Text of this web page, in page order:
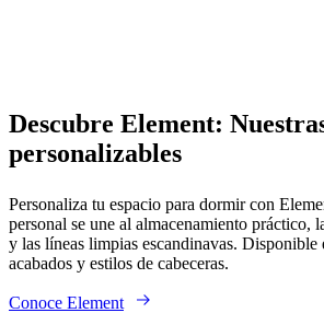
casa
BoConcept
+
Helena
al
clienteContactoEntregaCuidado
del
productoInstrucciones
de
montaje
Garantía Legal
maderaPiel
Descubre Element:
personalizables
Personaliza tu espacio para dormir con
personal se une al almacenamiento práctico,
y las líneas limpias escandinavas. Disponible
acabados y estilos de cabeceras.
Conoce Element